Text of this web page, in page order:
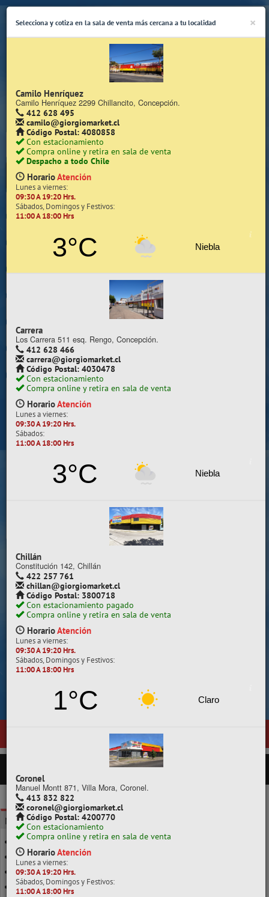
(Whatsapp Sólo de Lunes a Viernes de 08:15 a 17:45)
Quiénes somos
Trabaje con nosotros
Contacto | Reclamos
Preguntas Frecuentes
Sugererir productos
Su compra se realizará en la sala de ventas
Camilo Henríquez
Información de la sala
412 628 495
camilo@giorgiomarket.cl
Abierto
Lunes a viernes:
VER SALA EN MAPA
SALAS DE VENTA
, ubicada en General Pedro Lagos 377, entre calles
×
Selecciona y cotiza en la sala de venta más cercana a tu localidad
Camilo Henríquez
Camilo Henríquez 2299 Chillancito, Concepción.
412 628 495
camilo@giorgiomarket.cl
Código Postal: 4080858
Con estacionamiento
Compra online y retira en sala de venta
Despacho a todo Chile
HorarioAtención
Lunes a viernes:
09:30 A 19:20 Hrs.
Sábados, Domingos y Festivos:
11:00 A 18:00 Hrs
3°C Niebla
Carrera
Los Carrera 511 esq. Rengo, Concepción.
412 628 466
carrera@giorgiomarket.cl
Código Postal: 4030478
Con estacionamiento
Compra online y retira en sala de venta
HorarioAtención
Lunes a viernes:
09:30 A 19:20 Hrs.
Sábados:
11:00 A 18:00 Hrs
3°C Niebla
Chillán
Constitución 142, Chillán
422 257 761
chillan@giorgiomarket.cl
Código Postal: 3800718
Con estacionamiento pagado
Compra online y retira en sala de venta
HorarioAtención
Lunes a viernes:
09:30 A 19:20 Hrs.
Sábados, Domingos y Festivos:
11:00 A 18:00 Hrs
1°C Claro
Coronel
Manuel Montt 871, Villa Mora, Coronel.
413 832 822
coronel@giorgiomarket.cl
Código Postal: 4200770
Con estacionamiento
Compra online y retira en sala de venta
HorarioAtención
Lunes a viernes:
09:30 A 19:20 Hrs.
Sábados, Domingos y Festivos:
11:00 A 18:00 Hrs
PRODUCTOS
MARCA
AGOREX
ARTEL
ATLANTIK
HENKEL